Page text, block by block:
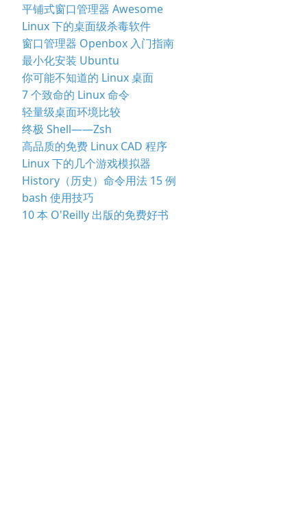
平铺式窗口管理器 Awesome
Linux 下的桌面级杀毒软件
窗口管理器 Openbox 入门指南
最小化安装 Ubuntu
你可能不知道的 Linux 桌面
7 个致命的 Linux 命令
轻量级桌面环境比较
终极 Shell——Zsh
高品质的免费 Linux CAD 程序
Linux 下的几个游戏模拟器
History（历史）命令用法 15 例
bash 使用技巧
10 本 O'Reilly 出版的免费好书